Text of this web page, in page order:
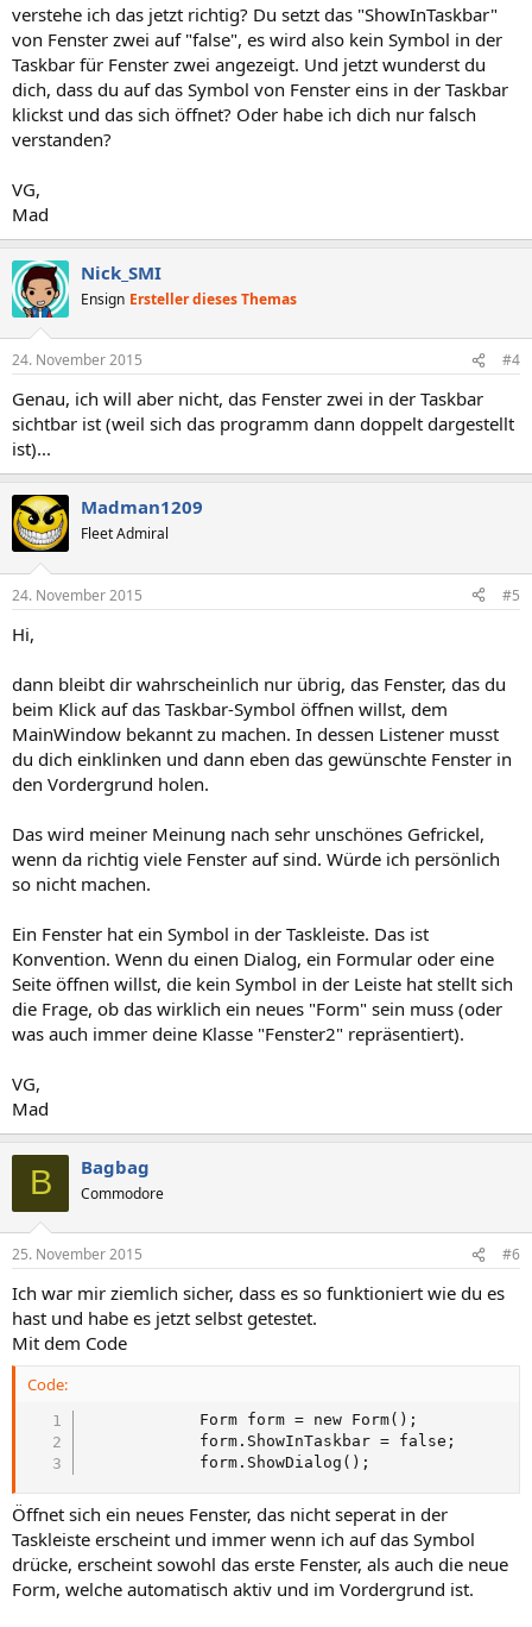
verstehe ich das jetzt richtig? Du setzt das "ShowInTaskbar"
von Fenster zwei auf "false", es wird also kein Symbol in der
Taskbar für Fenster zwei angezeigt. Und jetzt wunderst du
dich, dass du auf das Symbol von Fenster eins in der Taskbar
klickst und das sich öffnet? Oder habe ich dich nur falsch
verstanden?
VG,
Mad
Nick_SMI
Ensign Ersteller dieses Themas
24. November 2015 #4
Genau, ich will aber nicht, das Fenster zwei in der Taskbar
sichtbar ist (weil sich das programm dann doppelt dargestellt
ist)...
Madman1209
Fleet Admiral
24. November 2015 #5
Hi,
dann bleibt dir wahrscheinlich nur übrig, das Fenster, das du
beim Klick auf das Taskbar-Symbol öffnen willst, dem
MainWindow bekannt zu machen. In dessen Listener musst
du dich einklinken und dann eben das gewünschte Fenster in
den Vordergrund holen.
Das wird meiner Meinung nach sehr unschönes Gefrickel,
wenn da richtig viele Fenster auf sind. Würde ich persönlich
so nicht machen.
Ein Fenster hat ein Symbol in der Taskleiste. Das ist
Konvention. Wenn du einen Dialog, ein Formular oder eine
Seite öffnen willst, die kein Symbol in der Leiste hat stellt sich
die Frage, ob das wirklich ein neues "Form" sein muss (oder
was auch immer deine Klasse "Fenster2" repräsentiert).
VG,
Mad
B Bagbag
Commodore
25. November 2015 #6
Ich war mir ziemlich sicher, dass es so funktioniert wie du es
hast und habe es jetzt selbst getestet.
Mit dem Code
Code:
            Form form = new Form();
            form.ShowInTaskbar = false;
            form.ShowDialog();
Öffnet sich ein neues Fenster, das nicht seperat in der
Taskleiste erscheint und immer wenn ich auf das Symbol
drücke, erscheint sowohl das erste Fenster, als auch die neue
Form, welche automatisch aktiv und im Vordergrund ist.